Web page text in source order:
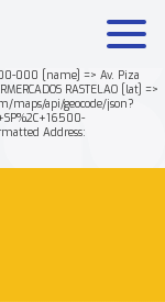
000 [name] => Av. Piza
RASTELAO [lat] =>
maps/api/geocode/json?
Address:
+